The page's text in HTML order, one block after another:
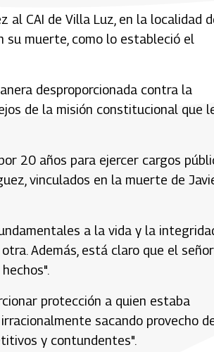
al CAI de Villa Luz, en la localidad
su muerte, como lo estableció el
desproporcionada contra la
de la misión constitucional que
20 años para ejercer cargos
vinculados en la muerte de
a la vida y la
Además, está claro que el señor
protección a quien estaba
sacando provecho
y contundentes".